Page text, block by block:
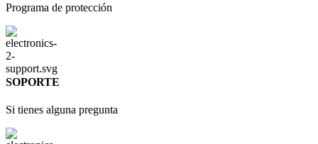
Programa de protección
SOPORTE
Si tienes alguna pregunta